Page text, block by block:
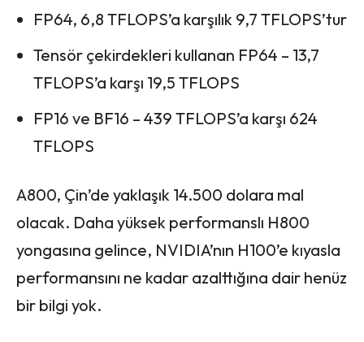
FP64, 6,8 TFLOPS’a karşılık 9,7 TFLOPS’tur
Tensör çekirdekleri kullanan FP64 – 13,7
TFLOPS’a karşı 19,5 TFLOPS
FP16 ve BF16 – 439 TFLOPS’a karşı 624
TFLOPS
A800, Çin’de yaklaşık 14.500 dolara mal
olacak. Daha yüksek performanslı H800
yongasına gelince, NVIDIA’nın H100’e kıyasla
performansını ne kadar azalttığına dair henüz
bir bilgi yok.